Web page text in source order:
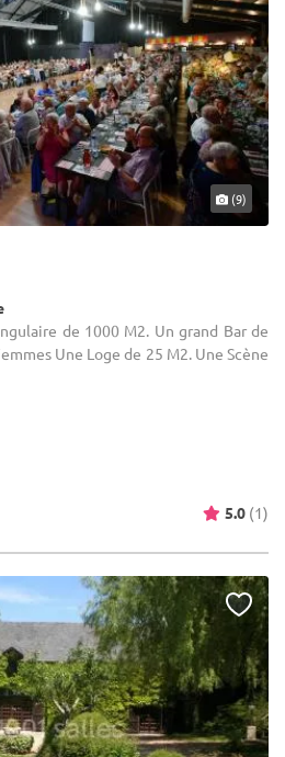
(9)
de 1000 M2. Un grand Bar de
Une Loge de 25 M2. Une Scène
5.0 (1)